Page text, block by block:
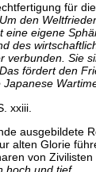
für
„Um den
eine eigene
des
verbunden. Sie
fördert den
Japanese
xxiii.
ausgebildete
alten Glorie
von